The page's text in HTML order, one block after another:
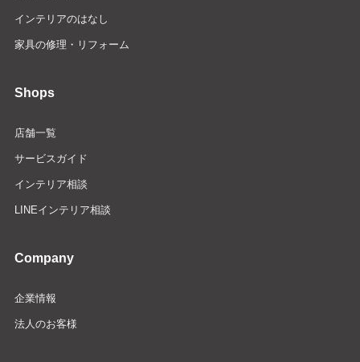
インテリアのはなし
家具の修理・リフォーム
Shops
店舗一覧
サービスガイド
インテリア相談
LINEインテリア相談
Company
企業情報
法人のお客様